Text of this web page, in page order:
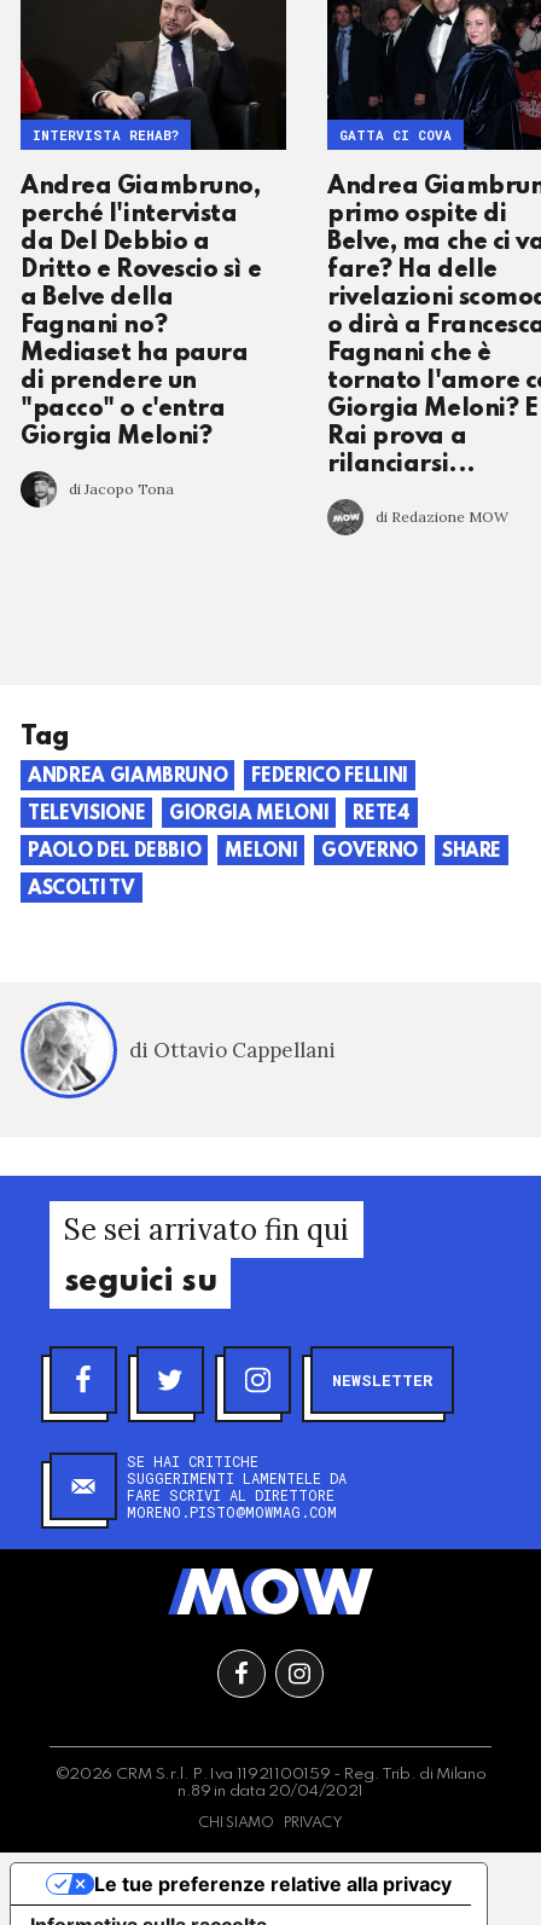
Andrea Giambruno,
perché l'intervista
da Del Debbio a
Dritto e Rovescio sì e
a Belve della
Fagnani no?
Mediaset ha paura
di prendere un
"pacco" o c'entra
Giorgia Meloni?
di Jacopo Tona
INTERVISTA REHAB?
Andrea
primo ospite di
Belve, ma che ci
fare? Ha delle
rivelazioni
o dirà a
Fagnani che è
tornato l'amore
Giorgia Meloni?
Rai prova a
rilanciarsi...
di Redazione MOW
GATTA CI COVA
Tag
ANDREA GIAMBRUNO
FEDERICO FELLINI
TELEVISIONE
GIORGIA MELONI
RETE4
PAOLO DEL DEBBIO
MELONI GOVERNO
SHARE
ASCOLTI TV
di Ottavio Cappellani
Se sei arrivato fin qui
seguici su
NEWSLETTER
SE HAI CRITICHE
SUGGERIMENTI LAMENTELE DA
FARE SCRIVI AL DIRETTORE
MORENO.PISTO@MOWMAG.COM
©2026 CRM S.r.l. P.Iva 11921100159 - Reg. Trib. di Milano
n.89 in data 20/04/2021
CHI SIAMO PRIVACY
Le tue preferenze relative alla privacy